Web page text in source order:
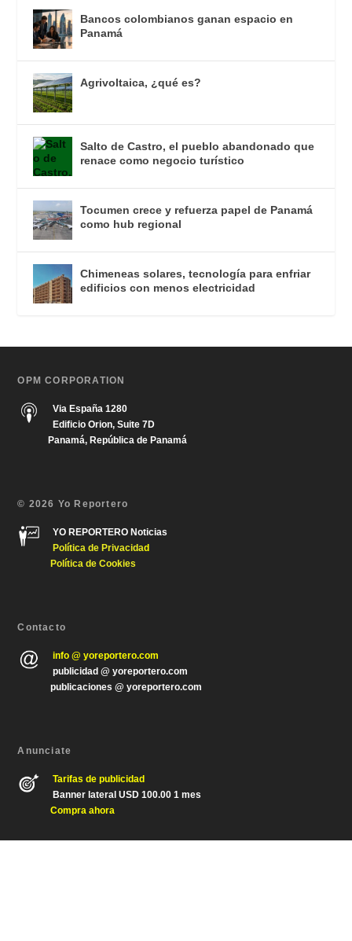
Bancos colombianos ganan espacio en
Panamá
Agrivoltaica, ¿qué es?
Salto de Castro, el pueblo abandonado que
renace como negocio turístico
Tocumen crece y refuerza papel de Panamá
como hub regional
Chimeneas solares, tecnología para enfriar
edificios con menos electricidad
OPM CORPORATION
Via España 1280
Edificio Orion, Suite 7D
Panamá, República de Panamá
© 2026 Yo Reportero
YO REPORTERO Noticias
Política de Privacidad
Política de Cookies
Contacto
info @ yoreportero.com
publicidad @ yoreportero.com
publicaciones @ yoreportero.com
Anunciate
Tarifas de publicidad
Banner lateral USD 100.00 1 mes
Compra ahora